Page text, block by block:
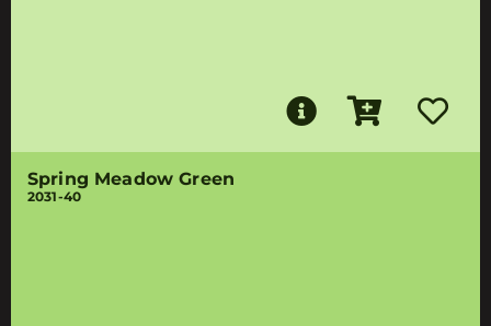
Spring Meadow Green
2031-40